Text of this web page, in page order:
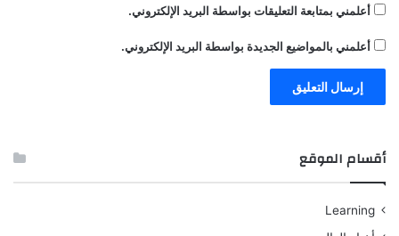
أعلمني بمتابعة التعليقات بواسطة البريد الإلكتروني.
أعلمني بالمواضيع الجديدة بواسطة البريد الإلكتروني.
أقسام الموقع
Learning